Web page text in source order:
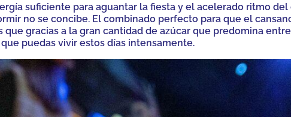
suficiente para aguantar la fiesta y el acelerado ritmo del
no se concibe. El combinado perfecto para que el
que gracias a la gran cantidad de azúcar que predomina
puedas vivir estos días intensamente.